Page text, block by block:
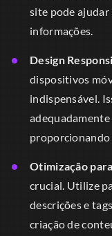
site pode ajudar
informações.
Design
dispositivos
indispensável.
proporcionando
Otimização
crucial. Utilize
descrições e
criação de